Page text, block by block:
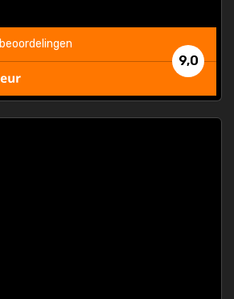
9,0
beoordelingen